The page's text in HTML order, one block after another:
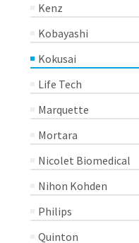
Kenz
Kobayashi
Kokusai
Life Tech
Marquette
Mortara
Nicolet Biomedical
Nihon Kohden
Philips
Quinton